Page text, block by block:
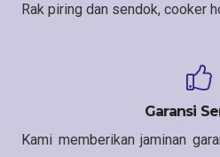
Rak piring dan sendok, cooker
Garansi
Kami memberikan jaminan